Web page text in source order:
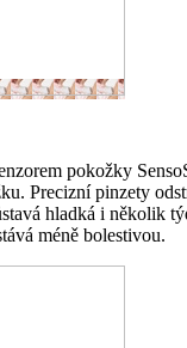
pokožky
Precizní pinzety
hladká i několik
méně bolestivou.